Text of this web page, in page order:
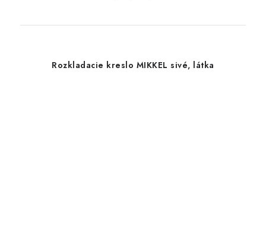
Rozkladacie kreslo MIKKEL sivé, látka